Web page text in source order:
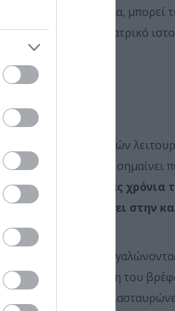
τη σχολική ηλικία, μπορεί
Συνήθως, το ιατρικό
των εγκεφαλικών
Πρακτικά, αυτό σημαίνει
στα πρώτα κιόλας χρόνια
και να βοηθήσει στην
του.
να θεραπευτεί
. Επειδή η μύτη του
ότι το βλέμμα